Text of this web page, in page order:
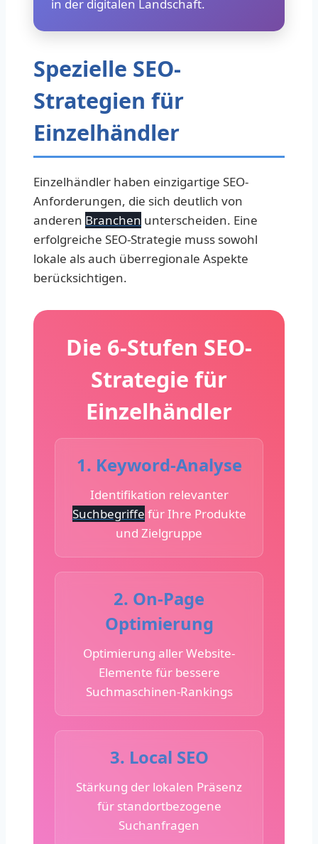
in der digitalen Landschaft.
Spezielle SEO-
Strategien für
Einzelhändler
Einzelhändler haben einzigartige SEO-
Anforderungen, die sich deutlich von
anderen Branchen unterscheiden. Eine
erfolgreiche SEO-Strategie muss sowohl
lokale als auch überregionale Aspekte
berücksichtigen.
Die 6-Stufen SEO-
Strategie für
Einzelhändler
1. Keyword-Analyse
Identifikation relevanter
Suchbegriffe für Ihre Produkte
und Zielgruppe
2. On-Page
Optimierung
Optimierung aller Website-
Elemente für bessere
Suchmaschinen-Rankings
3. Local SEO
Stärkung der lokalen Präsenz
für standortbezogene
Suchanfragen